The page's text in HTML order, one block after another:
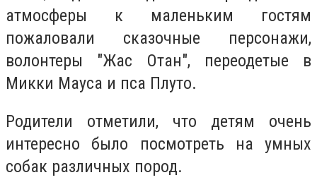
атмосферы к маленьким гостям
пожаловали сказочные персонажи,
волонтеры "Жас Отан", переодетые в
Микки Мауса и пса Плуто.
Родители отметили, что детям очень
интересно было посмотреть на умных
собак различных пород.